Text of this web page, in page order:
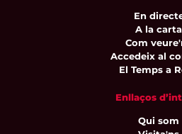
En
A la carta
Com
Accedeix al
El Temps a
Enllaços
Qui som